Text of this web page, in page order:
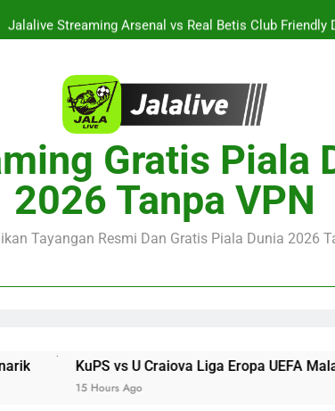
Jalalive Streaming Arsenal vs Real Betis Club
Pramusim
Streaming Monaco vs Getafe Club Friendly Dini Hari
vs U Craiova Liga Eropa UEFA Malam Ini Pukul
Jalalive Streaming Arsenal vs Real Betis Club Friendly
Pramusim
AC Milan vs Inter Milan Club Friendly Sore Ini Pukul
Gratis Piala
2026 Tanpa VPN
Tayangan Resmi Dan Gratis Piala Dunia 2026
U Craiova Liga Eropa UEFA Malam Ini Pukul